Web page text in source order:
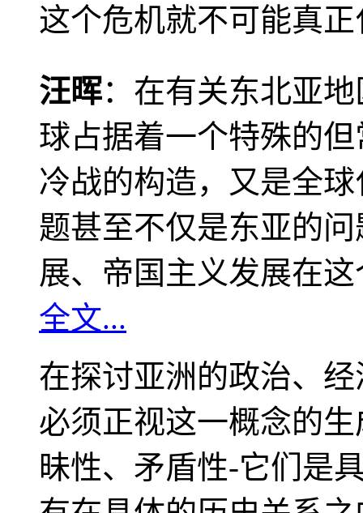
这个危机就不可能真
汪晖：在有关东北亚
球占据着一个特殊的
冷战的构造，又是全
题甚至不仅是东亚的
展、帝国主义发展在
全文...
在探讨亚洲的政治、
必须正视这一概念的
昧性、矛盾性-它们是